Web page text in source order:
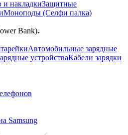
Bank)
Автомобильные зарядные
Samsung
для телефонов